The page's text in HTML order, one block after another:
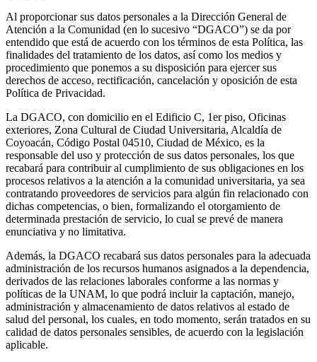
Al proporcionar sus datos personales a la Dirección General de
Atención a la Comunidad (en lo sucesivo “DGACO”) se da por
entendido que está de acuerdo con los términos de esta Política, las
finalidades del tratamiento de los datos, así como los medios y
procedimiento que ponemos a su disposición para ejercer sus
derechos de acceso, rectificación, cancelación y oposición de esta
Política de Privacidad.
La DGACO, con domicilio en el Edificio C, 1er piso, Oficinas
exteriores, Zona Cultural de Ciudad Universitaria, Alcaldía de
Coyoacán, Código Postal 04510, Ciudad de México, es la
responsable del uso y protección de sus datos personales, los que
recabará para contribuir al cumplimiento de sus obligaciones en los
procesos relativos a la atención a la comunidad universitaria, ya sea
contratando proveedores de servicios para algún fin relacionado con
dichas competencias, o bien, formalizando el otorgamiento de
determinada prestación de servicio, lo cual se prevé de manera
enunciativa y no limitativa.
Además, la DGACO recabará sus datos personales para la adecuada
administración de los recursos humanos asignados a la dependencia,
derivados de las relaciones laborales conforme a las normas y
políticas de la UNAM, lo que podrá incluir la captación, manejo,
administración y almacenamiento de datos relativos al estado de
salud del personal, los cuales, en todo momento, serán tratados en su
calidad de datos personales sensibles, de acuerdo con la legislación
aplicable.